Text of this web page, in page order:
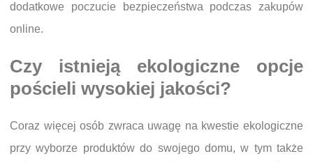
dodatkowe poczucie bezpieczeństwa podczas zakupów
online.
Czy istnieją ekologiczne opcje
pościeli wysokiej jakości?
Coraz więcej osób zwraca uwagę na kwestie ekologiczne
przy wyborze produktów do swojego domu, w tym także